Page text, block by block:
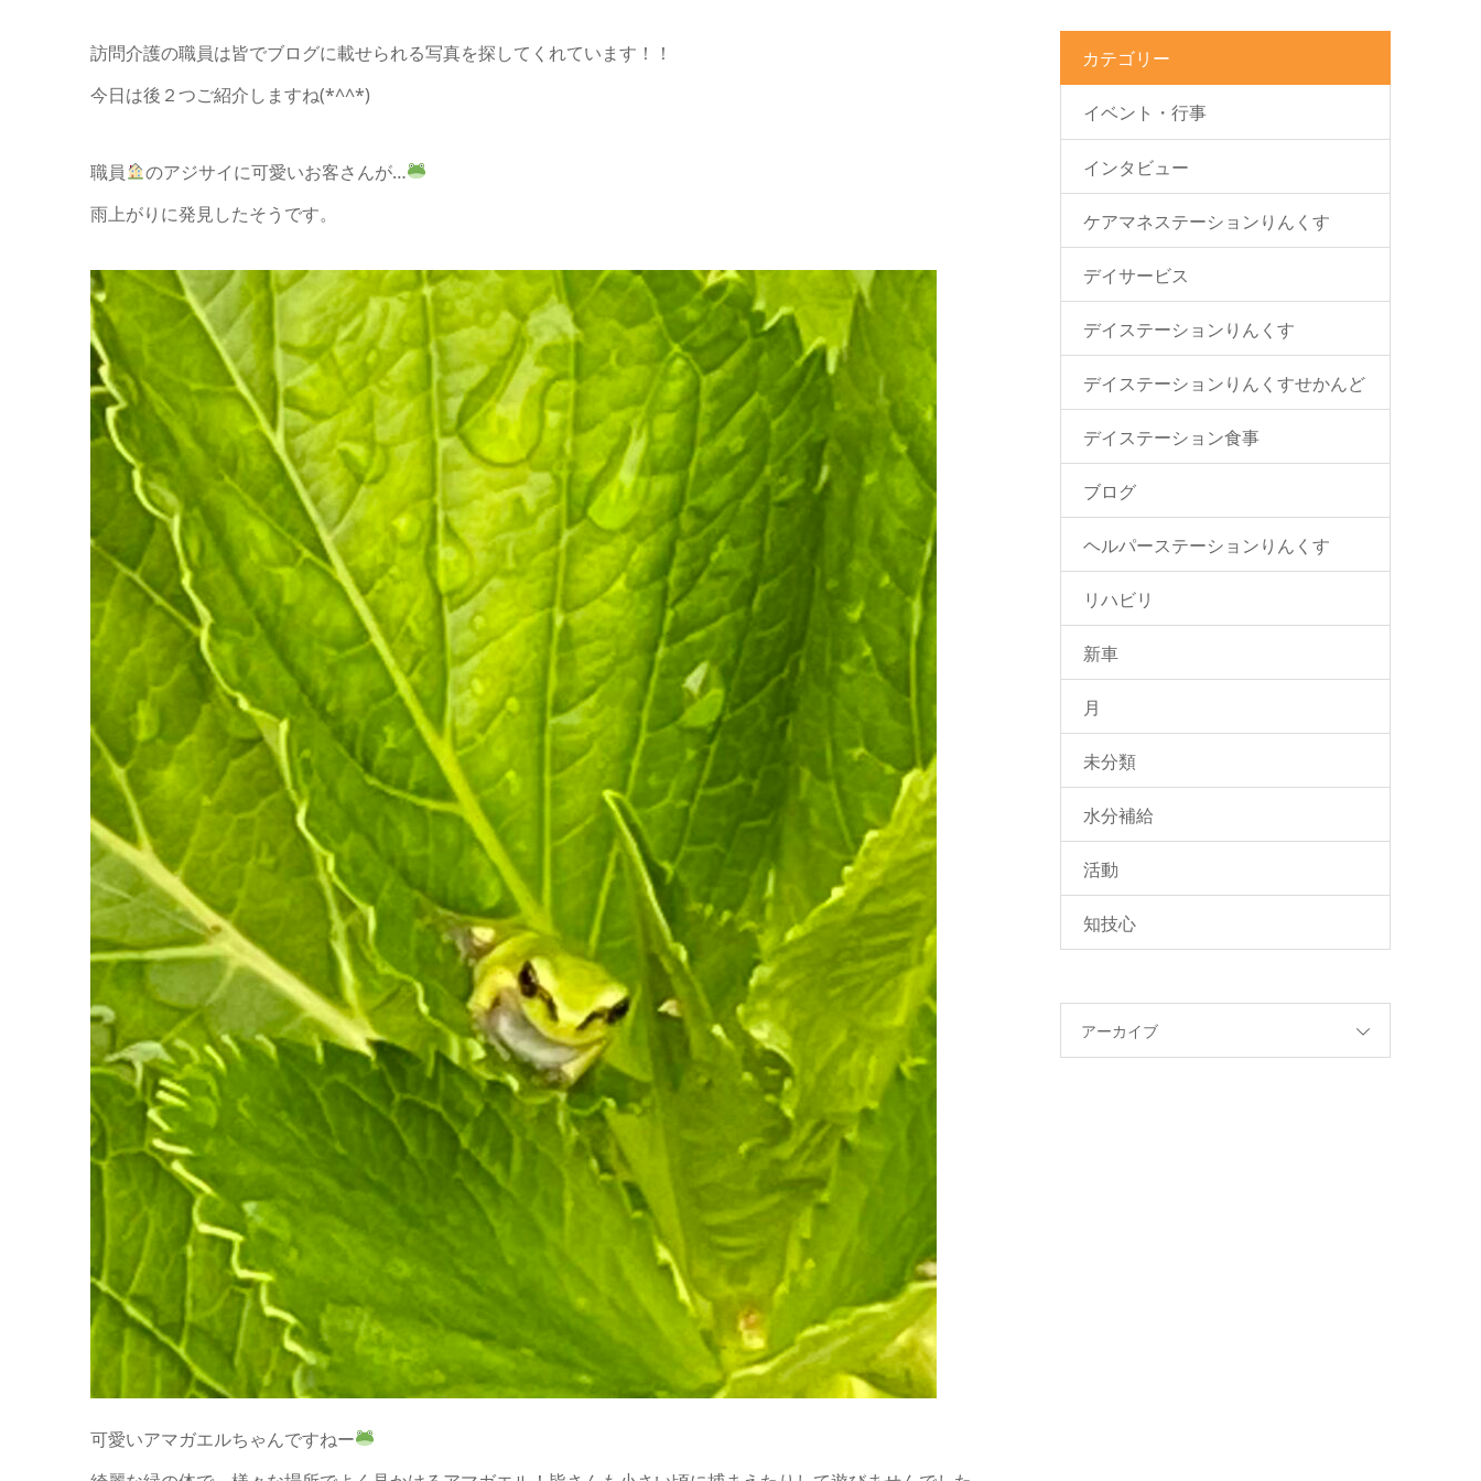
訪問介護の職員は皆でブログに載せられる写真を探してくれています！！
今日は後２つご紹介しますね(*^^*)
職員
のアジサイに可愛いお客さんが…
雨上がりに発見したそうです。
可愛いアマガエルちゃんですねー
カテゴリー
イベント・行事
インタビュー
ケアマネステーションりんくす
デイサービス
デイステーションりんくす
デイステーションりんくすせかんど
デイステーション食事
ブログ
ヘルパーステーションりんくす
リハビリ
新車
月
未分類
水分補給
活動
知技心
アーカイブ